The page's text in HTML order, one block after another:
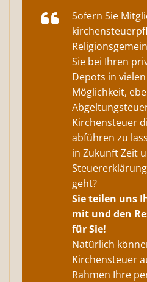
Sofern Sie
Sie bei Ihren
Depots in
Möglichkeit,
Kirchensteuer
abführen zu
in Zukunft Zeit
geht?
Sie teilen uns
mit und den
für Sie!
Natürlich
Kirchensteuer
Rahmen Ihre